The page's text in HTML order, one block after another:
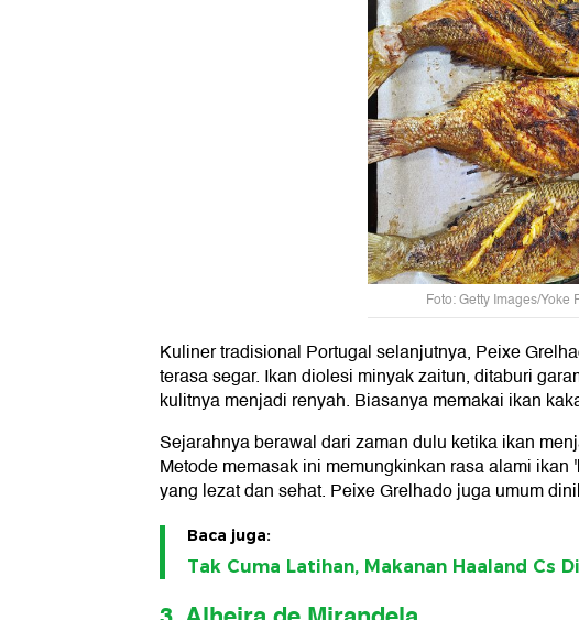
Foto: Getty Images/Yoke
Kuliner tradisional Portugal selanjutnya, Peixe
terasa segar. Ikan diolesi minyak zaitun, ditaburi
kulitnya menjadi renyah. Biasanya memakai ikan
Sejarahnya berawal dari zaman dulu ketika ikan
Metode memasak ini memungkinkan rasa alami
yang lezat dan sehat. Peixe Grelhado juga umum
Baca juga:
Tak Cuma Latihan, Makanan Haaland Cs